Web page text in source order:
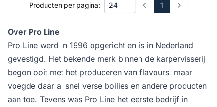
Producten per pagina: Prev 1 Next
Over Pro Line
Pro Line werd in 1996 opgericht en is in Nederland
gevestigd. Het bekende merk binnen de karpervisserij
begon ooit met het produceren van flavours, maar
voegde daar al snel verse boilies en andere producten
aan toe. Tevens was Pro Line het eerste bedrijf in